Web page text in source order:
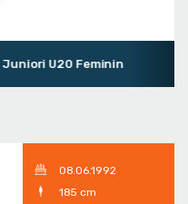
Juniori U20 Feminin
08.06.1992
185 cm